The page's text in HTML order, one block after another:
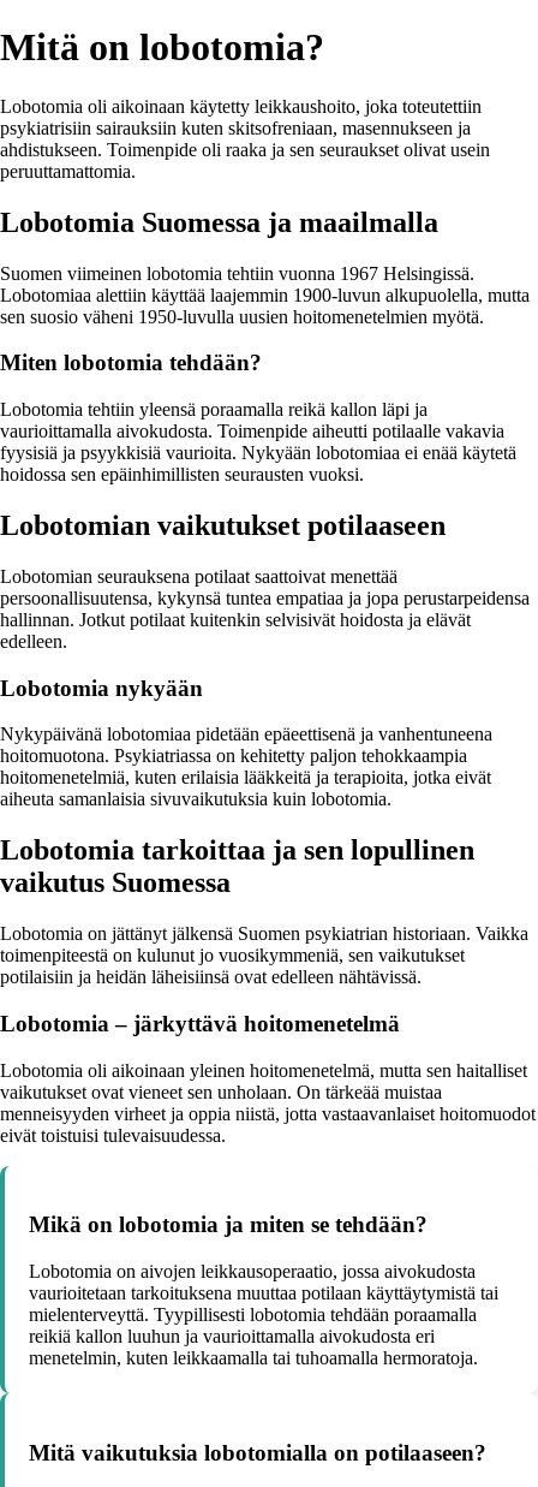
Mitä on lobotomia?
Lobotomia oli aikoinaan käytetty leikkaushoito, joka toteutettiin
psykiatrisiin sairauksiin kuten skitsofreniaan, masennukseen ja
ahdistukseen. Toimenpide oli raaka ja sen seuraukset olivat usein
peruuttamattomia.
Lobotomia Suomessa ja maailmalla
Suomen viimeinen lobotomia tehtiin vuonna 1967 Helsingissä.
Lobotomiaa alettiin käyttää laajemmin 1900-luvun alkupuolella, mutta
sen suosio väheni 1950-luvulla uusien hoitomenetelmien myötä.
Miten lobotomia tehdään?
Lobotomia tehtiin yleensä poraamalla reikä kallon läpi ja
vaurioittamalla aivokudosta. Toimenpide aiheutti potilaalle vakavia
fyysisiä ja psyykkisiä vaurioita. Nykyään lobotomiaa ei enää käytetä
hoidossa sen epäinhimillisten seurausten vuoksi.
Lobotomian vaikutukset potilaaseen
Lobotomian seurauksena potilaat saattoivat menettää
persoonallisuutensa, kykynsä tuntea empatiaa ja jopa perustarpeidensa
hallinnan. Jotkut potilaat kuitenkin selvisivät hoidosta ja elävät
edelleen.
Lobotomia nykyään
Nykypäivänä lobotomiaa pidetään epäeettisenä ja vanhentuneena
hoitomuotona. Psykiatriassa on kehitetty paljon tehokkaampia
hoitomenetelmiä, kuten erilaisia lääkkeitä ja terapioita, jotka eivät
aiheuta samanlaisia sivuvaikutuksia kuin lobotomia.
Lobotomia tarkoittaa ja sen lopullinen
vaikutus Suomessa
Lobotomia on jättänyt jälkensä Suomen psykiatrian historiaan. Vaikka
toimenpiteestä on kulunut jo vuosikymmeniä, sen vaikutukset
potilaisiin ja heidän läheisiinsä ovat edelleen nähtävissä.
Lobotomia – järkyttävä hoitomenetelmä
Lobotomia oli aikoinaan yleinen hoitomenetelmä, mutta sen haitalliset
vaikutukset ovat vieneet sen unholaan. On tärkeää muistaa
menneisyyden virheet ja oppia niistä, jotta vastaavanlaiset hoitomuodot
eivät toistuisi tulevaisuudessa.
Mikä on lobotomia ja miten se tehdään?
Lobotomia on aivojen leikkausoperaatio, jossa aivokudosta
vaurioitetaan tarkoituksena muuttaa potilaan käyttäytymistä tai
mielenterveyttä. Tyypillisesti lobotomia tehdään poraamalla
reikiä kallon luuhun ja vaurioittamalla aivokudosta eri
menetelmin, kuten leikkaamalla tai tuhoamalla hermoratoja.
Mitä vaikutuksia lobotomialla on potilaaseen?